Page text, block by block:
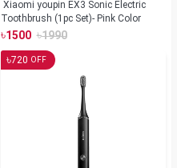
Toothbrush (1pc Set)- Pink Color
৳1500 ৳1990
৳720 OFF